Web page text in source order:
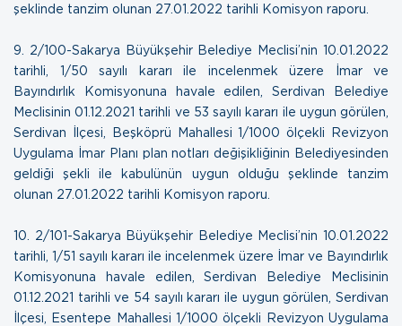
şeklinde tanzim olunan 27.01.2022 tarihli Komisyon raporu
9.
2/100-Sakarya Büyükşehir Belediye Meclisi’nin 10.01.2022
tarihli, 1/50 sayılı kararı ile incelenmek üzere İmar ve
Bayındırlık Komisyonuna havale edilen, Serdivan Belediye
Meclisinin 01.12.2021 tarihli ve 53 sayılı kararı ile uygun görülen,
Serdivan İlçesi, Beşköprü Mahallesi 1/1000 ölçekli Revizyon
Uygulama İmar Planı plan notları değişikliğinin Belediyesinden
geldiği şekli ile kabulünün uygun olduğu şeklinde tanzim
olunan 27.01.2022 tarihli Komisyon raporu.
10.
2/101-Sakarya Büyükşehir Belediye Meclisi’nin 10.01.2022
tarihli, 1/51 sayılı kararı ile incelenmek üzere İmar ve Bayındırlık
Komisyonuna havale edilen, Serdivan Belediye Meclisinin
01.12.2021 tarihli ve 54 sayılı kararı ile uygun görülen, Serdivan
İlçesi, Esentepe Mahallesi 1/1000 ölçekli Revizyon Uygulama